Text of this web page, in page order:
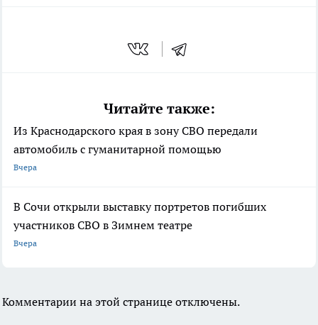
Читайте также:
Из Краснодарского края в зону СВО передали
автомобиль с гуманитарной помощью
Вчера
В Сочи открыли выставку портретов погибших
участников СВО в Зимнем театре
Вчера
Комментарии на этой странице отключены.